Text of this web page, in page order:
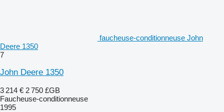
faucheuse-conditionneuse John
Deere 1350
7
John Deere 1350
3 214 € 2 750 £GB
Faucheuse-conditionneuse
1995